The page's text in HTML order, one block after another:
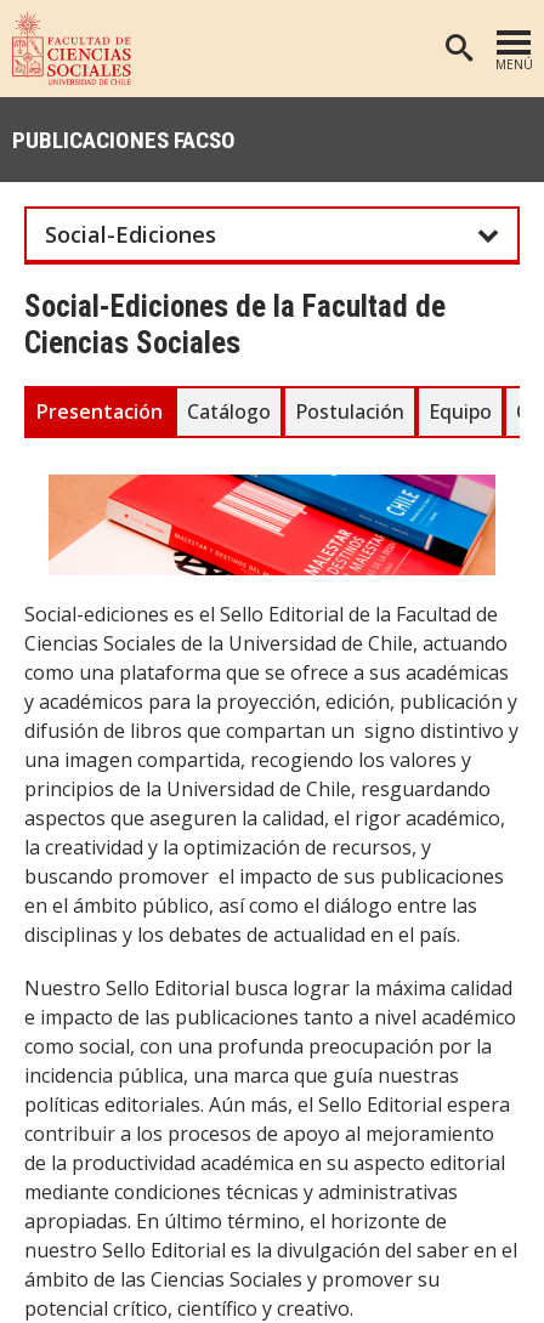
MENÚ
DEPARTAMENTOS
ANTROPOLOGÍA
EDUCACIÓN
PSICOLOGÍA
SOCIOLOGÍA
TRABAJO SOCIAL
POSTGRADO
INVESTIGACIÓN
PUBLICACIONES
EXTENSIÓN
ADMISIÓN
ESTUDIANTES
FUNCIONARIOS
EGRESADOS
PUBLICACIONES FACSO
Social-Ediciones
Social-Ediciones de la Facultad de
Ciencias Sociales
Presentación Catálogo Postulación Equipo
Social-ediciones es el Sello Editorial de la Facultad de
Ciencias Sociales de la Universidad de Chile, actuando
como una plataforma que se ofrece a sus académicas
y académicos para la proyección, edición, publicación y
difusión de libros que compartan un signo distintivo y
una imagen compartida, recogiendo los valores y
principios de la Universidad de Chile, resguardando
aspectos que aseguren la calidad, el rigor académico,
la creatividad y la optimización de recursos, y
buscando promover el impacto de sus publicaciones
en el ámbito público, así como el diálogo entre las
disciplinas y los debates de actualidad en el país.
Nuestro Sello Editorial busca lograr la máxima calidad
e impacto de las publicaciones tanto a nivel académico
como social, con una profunda preocupación por la
incidencia pública, una marca que guía nuestras
políticas editoriales. Aún más, el Sello Editorial espera
contribuir a los procesos de apoyo al mejoramiento
de la productividad académica en su aspecto editorial
mediante condiciones técnicas y administrativas
apropiadas. En último término, el horizonte de
nuestro Sello Editorial es la divulgación del saber en el
ámbito de las Ciencias Sociales y promover su
potencial crítico, científico y creativo.